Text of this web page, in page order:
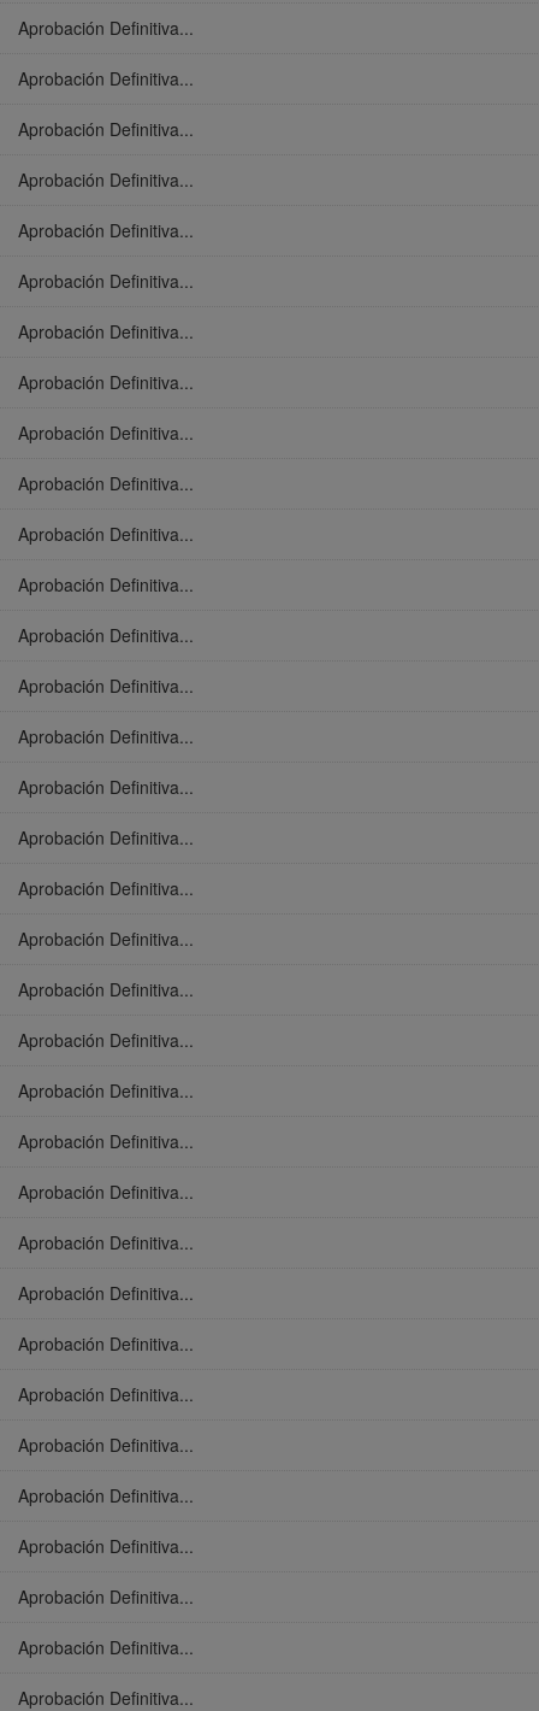
Aprobación Definitiva...
Aprobación Definitiva...
Aprobación Definitiva...
Aprobación Definitiva...
Aprobación Definitiva...
Aprobación Definitiva...
Aprobación Definitiva...
Aprobación Definitiva...
Aprobación Definitiva...
Aprobación Definitiva...
Aprobación Definitiva...
Aprobación Definitiva...
Aprobación Definitiva...
Aprobación Definitiva...
Aprobación Definitiva...
Aprobación Definitiva...
Aprobación Definitiva...
Aprobación Definitiva...
Aprobación Definitiva...
Aprobación Definitiva...
Aprobación Definitiva...
Aprobación Definitiva...
Aprobación Definitiva...
Aprobación Definitiva...
Aprobación Definitiva...
Aprobación Definitiva...
Aprobación Definitiva...
Aprobación Definitiva...
Aprobación Definitiva...
Aprobación Definitiva...
Aprobación Definitiva...
Aprobación Definitiva...
Aprobación Definitiva...
Aprobación Definitiva...